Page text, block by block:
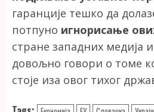
гаранције тешко да
потпуно игнорисање
стране западних медија
довољно говори о томе
стоје иза овог тихог